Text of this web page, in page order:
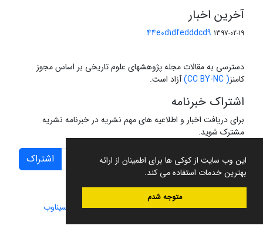
این وب سایت از کوکی ها برای اطمینان از ارائه
بهترین خدمات استفاده می کند.
متوجه شدم
آخرین اخبار
44e0d1dfedddcd9 1397-02-19
دسترسی به مقالات مجله پژوهشهای علوم تاریخی بر اساس مجوز
کامنز( CC BY-NC) آزاد است.
اشتراک خبرنامه
برای دریافت اخبار و اطلاعیه های مهم نشریه در خبرنامه نشریه
مشترک شوید.
اشتراک
سامانه مدیریت نشریات علمی.طراحی و پیاده سازی از سیناوب